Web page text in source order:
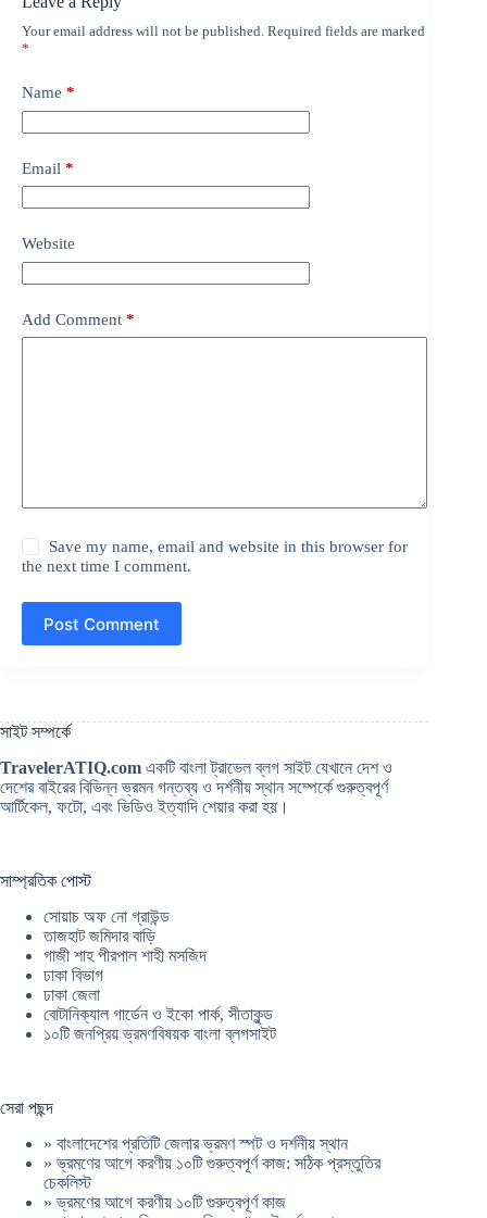
Your email address will not be published. Required fields are marked
*
Name *
Email *
Website
Add Comment *
Save my name, email and website in this browser for
the next time I comment.
Post Comment
সাইট সম্পর্কে
TravelerATIQ.com একটি বাংলা ট্রাভেল ব্লগ সাইট যেখানে দেশ ও
দেশের বাইরের বিভিন্ন ভ্রমন গন্তব্য ও দর্শনীয় স্থান সম্পের্কে গুরুত্বপূর্ণ
আর্টিকেল, ফটো, এবং ভিডিও ইত্যাদি শেয়ার করা হয়।
সাম্প্রতিক পোস্ট
সোয়াচ অফ নো গ্রাউন্ড
তাজহাট জমিদার বাড়ি
গাজী শাহ পীরপাল শাহী মসজিদ
ঢাকা বিভাগ
ঢাকা জেলা
বোটানিক্যাল গার্ডেন ও ইকো পার্ক, সীতাকুন্ড
১০টি জনপ্রিয় ভ্রমণবিষয়ক বাংলা ব্লগসাইট
সেরা পছন্দ
» বাংলাদেশের প্রতিটি জেলার ভ্রমণ স্পট ও দর্শনীয় স্থান
»ভ্রমণের আগে করণীয় ১০টি গুরুত্বপূর্ণ কাজ: সঠিক প্রস্তুতির
চেকলিস্ট
»ভ্রমণের আগে করণীয় ১০টি গুরুত্বপূর্ণ কাজ